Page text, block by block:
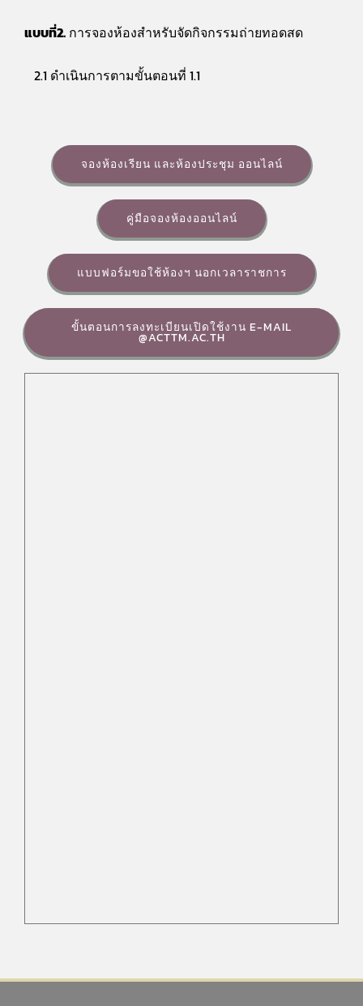
แบบที่2. การจองห้องสำหรับจัดกิจกรรมถ่ายทอดสด
2.1 ดำเนินการตามขั้นตอนที่ 1.1
จองห้องเรียน และห้องประชุม ออนไลน์
คู่มือจองห้องออนไลน์
แบบฟอร์มขอใช้ห้องฯ นอกเวลาราชการ
ขั้นตอนการลงทะเบียนเปิดใช้งาน E-MAIL
@ACTTM.AC.TH